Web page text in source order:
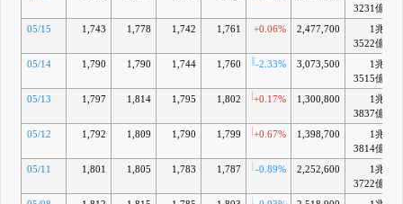
3231億
05/15
1,743 1,778 1,742 1,761 +0.06% 2,477,700
1兆
3522億
05/14 1,790 1,790 1,744 1,760 -2.33% 3,073,500
1兆
3515億
05/13
1,797 1,814 1,795 1,802 +0.17% 1,300,800
1兆
3837億
05/12 1,792 1,809 1,790 1,799 +0.67% 1,398,700
1兆
3814億
05/11 1,801 1,805 1,783 1,787 -0.89% 2,252,600
1兆
3722億